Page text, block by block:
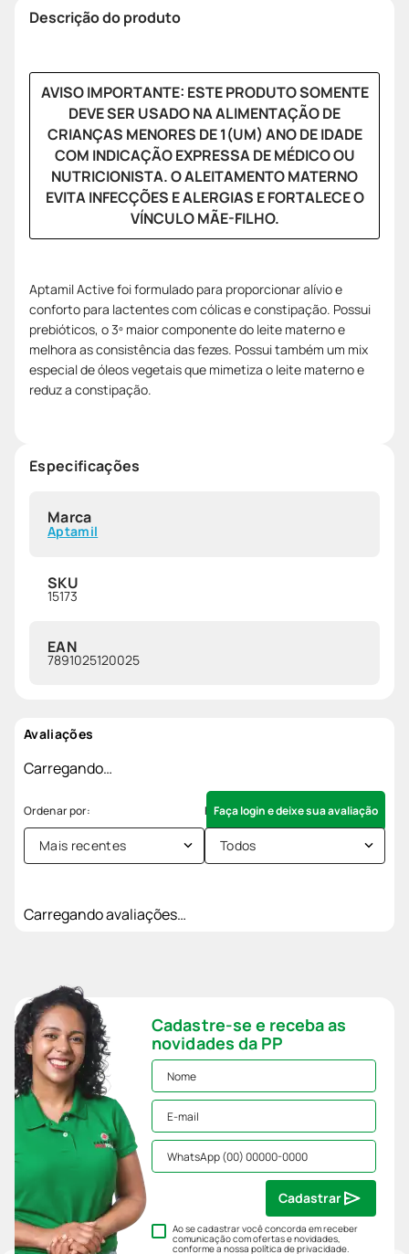
Descrição do produto
AVISO IMPORTANTE: ESTE PRODUTO SOMENTE
DEVE SER USADO NA ALIMENTAÇÃO DE
CRIANÇAS MENORES DE 1(UM) ANO DE IDADE
COM INDICAÇÃO EXPRESSA DE MÉDICO OU
NUTRICIONISTA. O ALEITAMENTO MATERNO
EVITA INFECÇÕES E ALERGIAS E FORTALECE O
VÍNCULO MÃE-FILHO.
Aptamil Active foi formulado para proporcionar alívio e
conforto para lactentes com cólicas e constipação. Possui
prebióticos, o 3º maior componente do leite materno e
melhora as consistência das fezes. Possui também um mix
especial de óleos vegetais que mimetiza o leite materno e
reduz a constipação.
Especificações
Marca
Aptamil
SKU
15173
EAN
7891025120025
Avaliações
Carregando…
Faça login e deixe sua avaliação
Mais recentes Todos
Carregando avaliações…
Cadastre-se e receba as
novidades da PP
Ao se cadastrar você concorda em receber
comunicação com ofertas e novidades,
conforme a nossapolítica de privacidade.
Cadastrar